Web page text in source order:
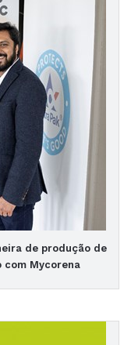
de produção de
com Mycorena